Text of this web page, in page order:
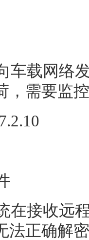
车载网络
，需要监
在接收远
法正确解